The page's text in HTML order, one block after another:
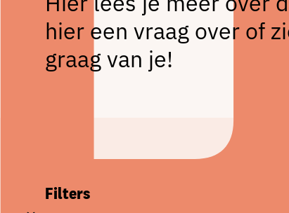
hier een vraag over of
graag van je!
Filters